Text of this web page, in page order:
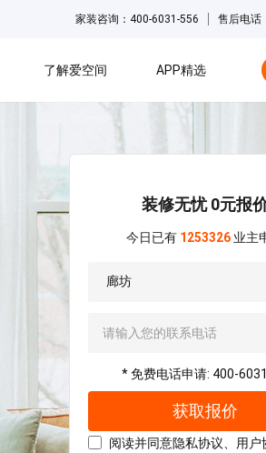
家装咨询：400-6031-556 售后电话
了解爱空间 APP精选
装修无忧 0元报
今日已有 1253326 业主
* 免费电话申请: 400-
获取报价
阅读并同意隐私协议 用户